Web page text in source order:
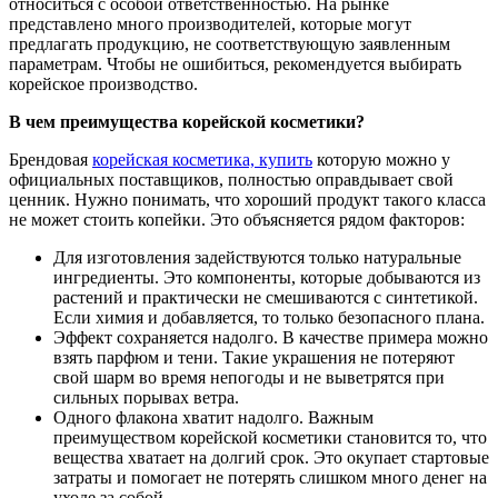
представлено много производителей, которые могут
предлагать продукцию, не соответствующую заявленным
параметрам. Чтобы не ошибиться, рекомендуется выбирать
корейское производство.
В чем преимущества корейской косметики?
Брендовая корейская косметика, купить которую можно у
официальных поставщиков, полностью оправдывает свой
ценник. Нужно понимать, что хороший продукт такого класса
не может стоить копейки. Это объясняется рядом факторов:
Для изготовления задействуются только натуральные
ингредиенты. Это компоненты, которые добываются из
растений и практически не смешиваются с синтетикой.
Если химия и добавляется, то только безопасного плана.
Эффект сохраняется надолго. В качестве примера можно
взять парфюм и тени. Такие украшения не потеряют
свой шарм во время непогоды и не выветрятся при
сильных порывах ветра.
Одного флакона хватит надолго. Важным
преимуществом корейской косметики становится то, что
вещества хватает на долгий срок. Это окупает стартовые
затраты и помогает не потерять слишком много денег на